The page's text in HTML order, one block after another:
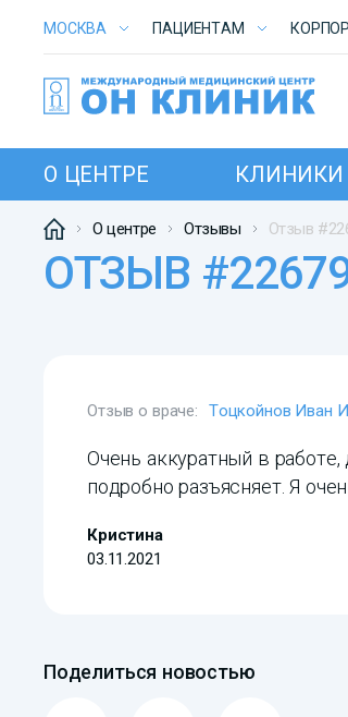
МОСКВА ПАЦИЕНТАМ
О ЦЕНТРЕ КЛИНИКИ
О центре Отзывы Отзыв
ОТЗЫВ
Отзыв о враче: Тоцкойнов Иван
Очень аккуратный в
подробно разъясняет. Я
Кристина
03.11.2021
Поделиться новостью